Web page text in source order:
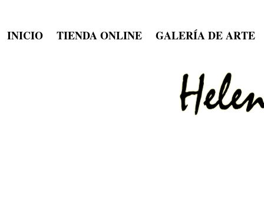
INICIO TIENDA ONLINE GALERÍA DE ARTE